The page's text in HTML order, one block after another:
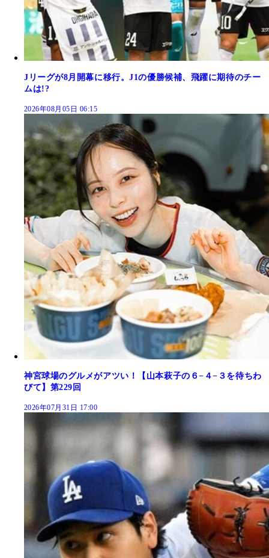
Jリーグが8月開幕に移行。J1の優勝候補、飛躍に期待のチー
ムは!?
2026年08月05日 06:15
神宮球場のグルメがアツい！【山本萩子の６−４−３を待ちわ
びて】第229回
2026年07月31日 17:00